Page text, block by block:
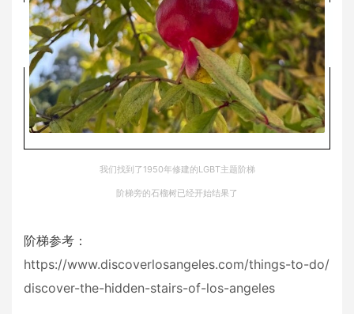
我们找到了1950年修建的LGBT主题阶梯
阶梯旁的石榴树已经开始结果了
阶梯参考：
https://www.discoverlosangeles.com/things-to-do/
discover-the-hidden-stairs-of-los-angeles